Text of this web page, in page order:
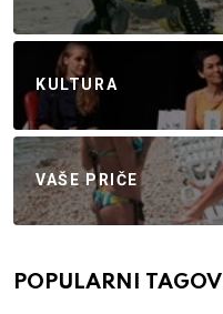
KULTURA
VAŠE PRIČE
POPULARNI TAGOVI